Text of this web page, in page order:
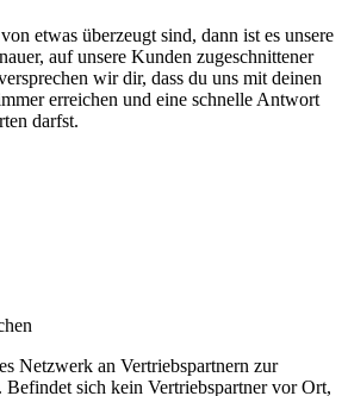
etwas überzeugt sind, dann ist es unsere
auf unsere Kunden zugeschnittener
wir dir, dass du uns mit deinen
erreichen und eine schnelle Antwort
darfst.
Netzwerk an Vertriebspartnern zur
sich kein Vertriebspartner vor Ort,